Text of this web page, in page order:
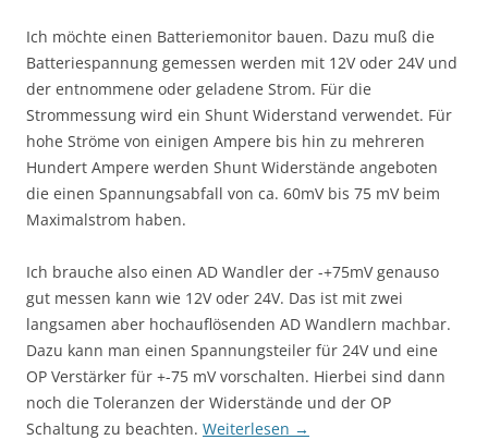
Ich möchte einen Batteriemonitor bauen. Dazu muß die
Batteriespannung gemessen werden mit 12V oder 24V und
der entnommene oder geladene Strom. Für die
Strommessung wird ein Shunt Widerstand verwendet. Für
hohe Ströme von einigen Ampere bis hin zu mehreren
Hundert Ampere werden Shunt Widerstände angeboten
die einen Spannungsabfall von ca. 60mV bis 75 mV beim
Maximalstrom haben.
Ich brauche also einen AD Wandler der -+75mV genauso
gut messen kann wie 12V oder 24V. Das ist mit zwei
langsamen aber hochauflösenden AD Wandlern machbar.
Dazu kann man einen Spannungsteiler für 24V und eine
OP Verstärker für +-75 mV vorschalten. Hierbei sind dann
noch die Toleranzen der Widerstände und der OP
Schaltung zu beachten. Weiterlesen →